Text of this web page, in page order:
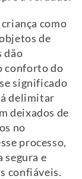
como
de
dão
conforto do
significado
delimitar
deixados de
no
processo,
segura e
confiáveis.